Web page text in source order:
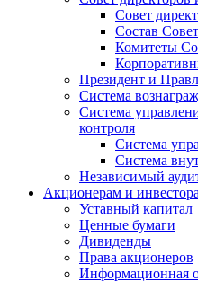
Совет
Состав
Комитеты
Президент и
Система
Система
контроля
Система
Система
Независимый
Акционерам и
Уставный капитал
Ценные бумаги
Дивиденды
Права акционеров
Информационная